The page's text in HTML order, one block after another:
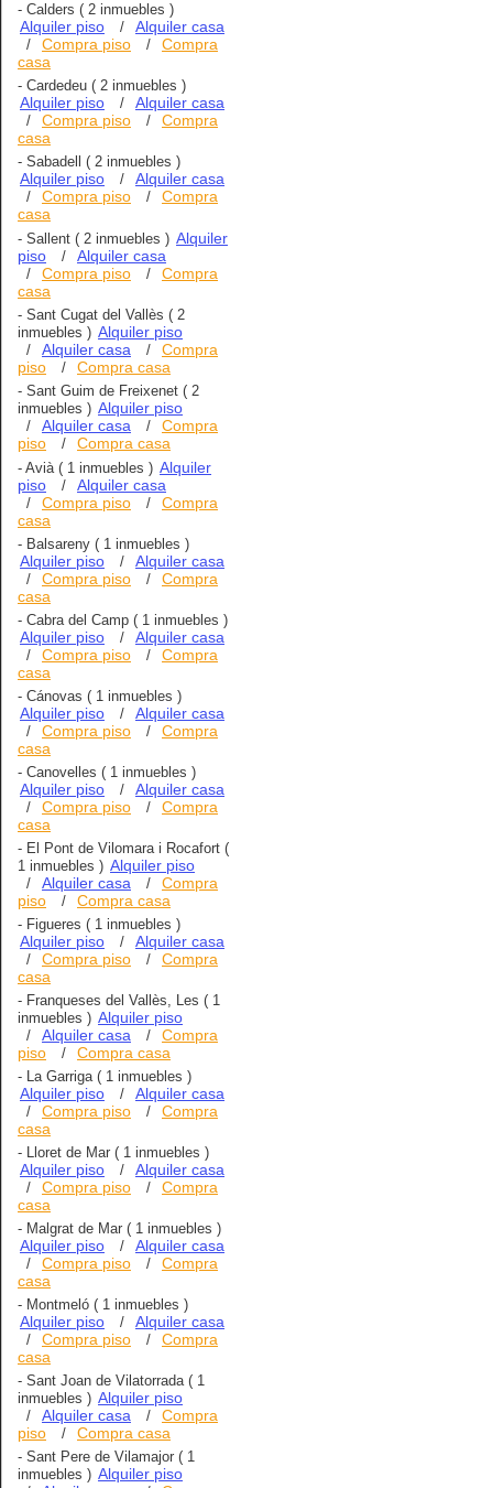
- Calders ( 2 inmuebles )
Alquiler piso / Alquiler casa
/ Compra piso /
Compra
casa
- Cardedeu ( 2 inmuebles )
Alquiler piso / Alquiler casa
/ Compra piso /
Compra
casa
- Sabadell ( 2 inmuebles )
Alquiler piso / Alquiler casa
/ Compra piso /
Compra
casa
- Sallent ( 2 inmuebles ) Alquiler
piso
/ Alquiler casa
/ Compra piso /
Compra
casa
- Sant Cugat del Vallès ( 2
inmuebles ) Alquiler piso
/ Alquiler casa /
Compra
piso
/ Compra casa
- Sant Guim de Freixenet ( 2
inmuebles ) Alquiler piso
/ Alquiler casa /
Compra
piso
/ Compra casa
- Avià( 1 inmuebles ) Alquiler
piso
/ Alquiler casa
/ Compra piso /
Compra
casa
- Balsareny ( 1 inmuebles )
Alquiler piso / Alquiler casa
/ Compra piso /
Compra
casa
- Cabra del Camp ( 1 inmuebles )
Alquiler piso / Alquiler casa
/ Compra piso /
Compra
casa
- Cánovas ( 1 inmuebles )
Alquiler piso / Alquiler casa
/ Compra piso /
Compra
casa
- Canovelles ( 1 inmuebles )
Alquiler piso / Alquiler casa
/ Compra piso /
Compra
casa
- El Pont de Vilomara i Rocafort (
1 inmuebles ) Alquiler piso
/ Alquiler casa /
Compra
piso
/ Compra casa
- Figueres ( 1 inmuebles )
Alquiler piso / Alquiler casa
/ Compra piso /
Compra
casa
- Franqueses del Vallès, Les ( 1
inmuebles ) Alquiler piso
/ Alquiler casa /
Compra
piso
/ Compra casa
- La Garriga( 1 inmuebles )
Alquiler piso / Alquiler casa
/ Compra piso /
Compra
casa
- Lloret de Mar ( 1 inmuebles )
Alquiler piso / Alquiler casa
/ Compra piso /
Compra
casa
- Malgrat de Mar ( 1 inmuebles )
Alquiler piso / Alquiler casa
/ Compra piso /
Compra
casa
- Montmeló ( 1 inmuebles )
Alquiler piso / Alquiler casa
/ Compra piso /
Compra
casa
- Sant Joan de Vilatorrada( 1
inmuebles ) Alquiler piso
/ Alquiler casa /
Compra
piso
/ Compra casa
- Sant Pere de Vilamajor ( 1
inmuebles ) Alquiler piso